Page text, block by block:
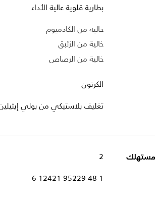
بطارية قلوية عالية الأداء
خالية من الكادميوم
خالية من الزئبق
خالية من الرصاص
الكرتون
تغليف بلاستيكي من بولي
2
1 48 95229 12421 6